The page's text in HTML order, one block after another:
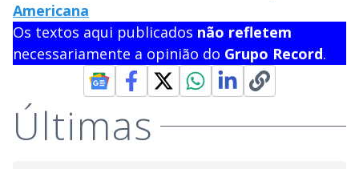
Americana
Os textos aqui publicados não refletem
necessariamente a opinião do Grupo Record.
Últimas